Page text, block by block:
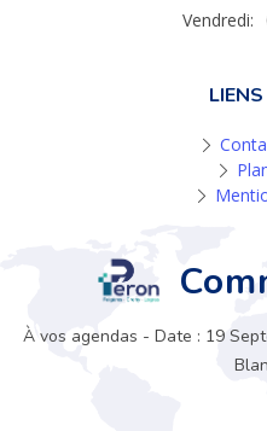
Vendredi:
À vos agendas - Date : 19